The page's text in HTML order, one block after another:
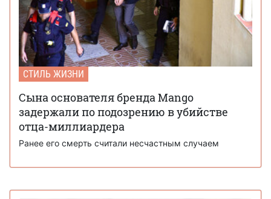
СТИЛЬ ЖИЗНИ
Сына основателя бренда Mango
задержали по подозрению в убийстве
отца-миллиардера
Ранее его смерть считали несчастным случаем